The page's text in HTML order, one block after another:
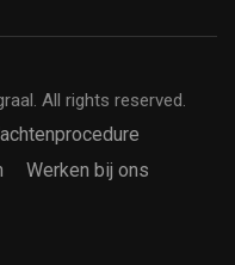
All rights reserved.
Werken bij ons